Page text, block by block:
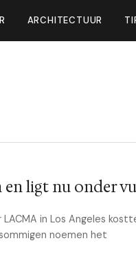
ARCHITECTUUR
ligt nu onder
in Los Angeles
noemen het